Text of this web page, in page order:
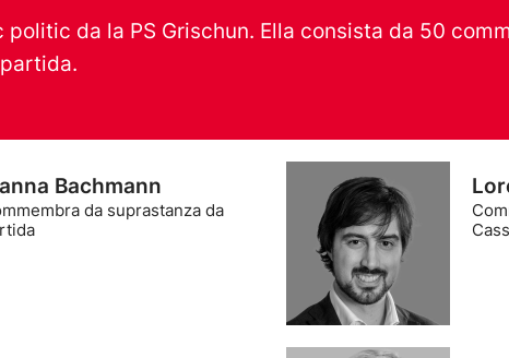
da la PS Grischun. Ella consista da 50
Bachmann
da suprastanza da